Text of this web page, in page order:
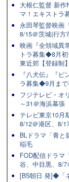
大根仁監督 新作
マ！エキストラ
永田琴監督映画
8/15＠茨城(行方
映画『全領域異
トラ募集◆8月
東近郊【登録制】
『八犬伝』『
ラ募集◆9月ま
フジテレビ・オ
～31＠海浜幕張
テレビ東京10月
8/12＠港区、8/
BLドラマ「青
稲毛
FOD配信ドラマ
谷、中目黒、8/
[BS朝日 発]◆「